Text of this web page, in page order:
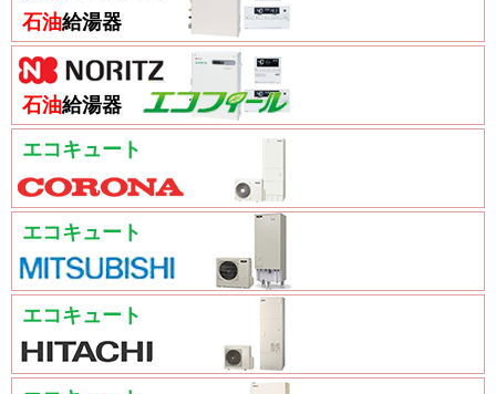
石油給湯器
石油給湯器
エコキュート
エコキュート
エコキュート